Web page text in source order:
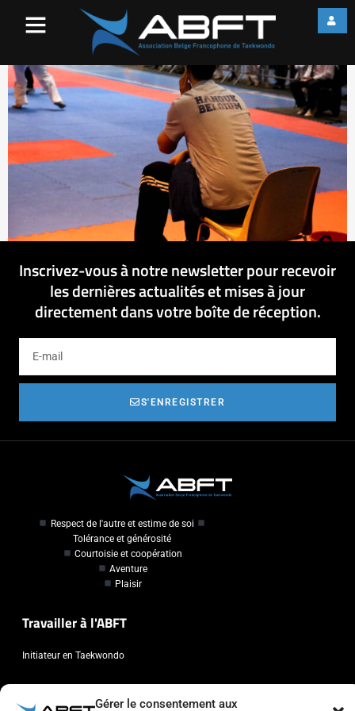
Gérer le consentement aux
Inscrivez-vous à notre newsletter pour recevoir
les dernières actualités et mises à jour
directement dans votre boîte de réception.
S'ENREGISTRER
Respect de l'autre et estime de soi
Tolérance et générosité
Courtoisie et coopération
Aventure
Plaisir
Travailler à l'ABFT
Initiateur en Taekwondo